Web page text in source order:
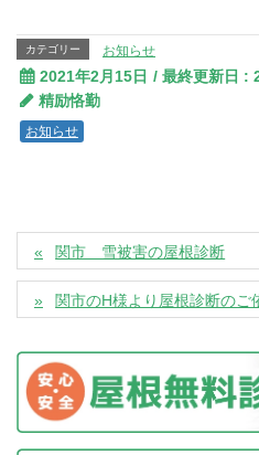
カテゴリー お知らせ
2021年2月15日 / 最終更新日 :
精励恪勤
お知らせ
関市 雪被害の屋根診断
関市のH様より屋根診断のご